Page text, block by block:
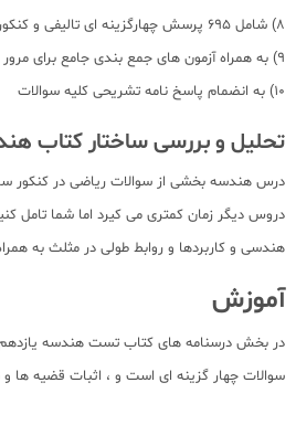
8) شامل 695 پرسش چهارگزینه ای تالیفی و کنکوری
9) به همراه آزمون های جمع بندی جامع برای مرور هر فصل
10) به انضمام پاسخ نامه تشریحی کلیه سوالات
تحلیل و بررسی ساختار کتاب
درس هندسه بخشی از سوالات ریاضی در کنکور
دروس دیگر زمان کمتری می کیرد اما شما تامل
هندسی و کاربردها و روابط طولی در مثلث به
آموزش
در بخش درسنامه های کتاب تست هندسه یازدهم
سوالات چهار گزینه ای است و ، اثبات قضیه ها